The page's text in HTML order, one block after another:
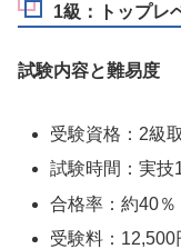
1級：トップレ
試験内容と難易度
受験資格：2級
試験時間：実技
合格率：約40％
受験料：12,500